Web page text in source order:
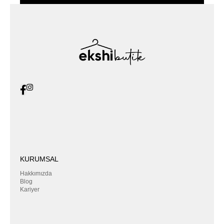
KURUMSAL
Hakkımızda
Blog
Kariyer